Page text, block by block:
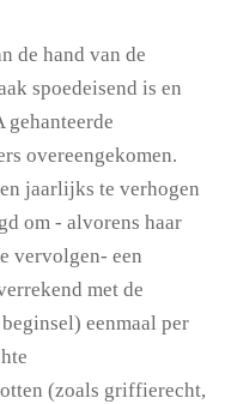
de hand van de
spoedeisend is en
overeengekomen.
jaarlijks te verhogen
om - alvorens haar
vervolgen- een
met de
eenmaal per
(zoals griffierecht,